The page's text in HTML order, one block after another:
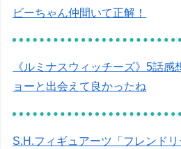
ビーちゃん仲間いて正解！
《ルミナスウィッチーズ》5話
ョーと出会えて良かったね
S.H.フィギュアーツ「フレンド